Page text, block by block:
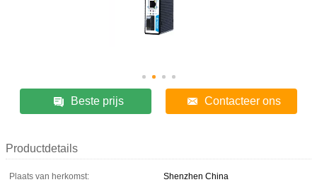
Beste prijs Contacteer ons
Productdetails
Plaats van herkomst:
Shenzhen China